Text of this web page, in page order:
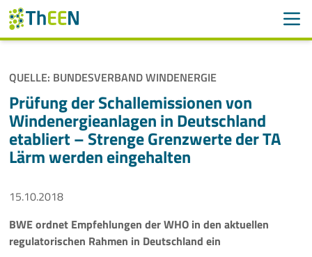
Navigation überspringen
ThEEN
Services
Mitglieder
Aktivitäten
Veranstaltungen
QUELLE: BUNDESVERBAND WINDENERGIE
Prüfung der Schallemissionen von
Windenergieanlagen in Deutschland
etabliert – Strenge Grenzwerte der TA
Lärm werden eingehalten
15.10.2018
BWE ordnet Empfehlungen der WHO in den aktuellen
regulatorischen Rahmen in Deutschland ein